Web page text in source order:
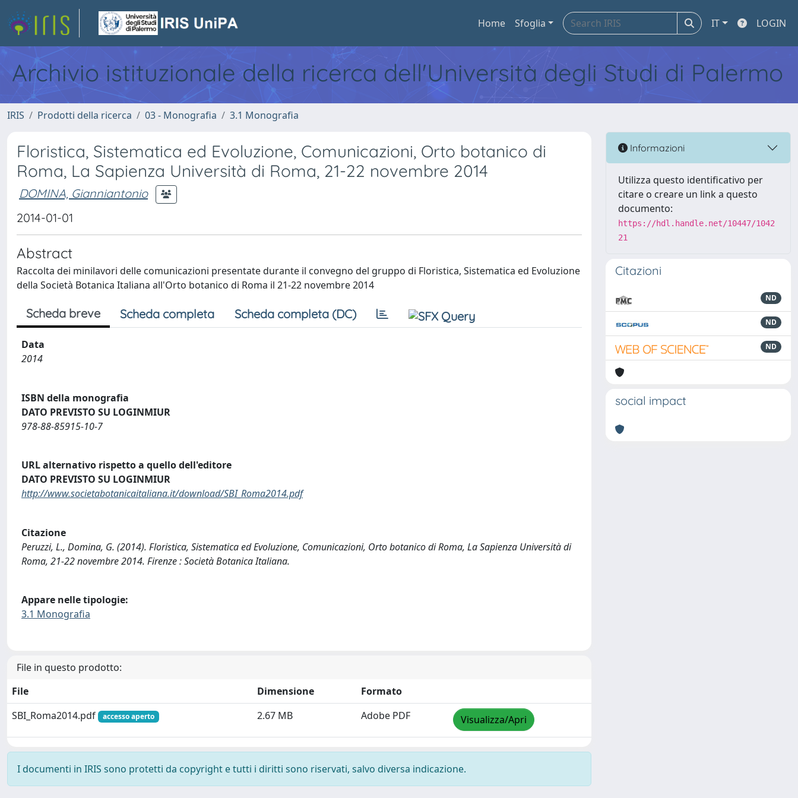
Home Sfoglia IT LOGIN
Archivio istituzionale della ricerca dell'Università degli Studi di Palermo
IRIS Prodotti della ricerca 03 - Monografia 3.1 Monografia
Floristica, Sistematica ed Evoluzione, Comunicazioni, Orto botanico di
Roma, La Sapienza Università di Roma, 21-22 novembre 2014
DOMINA, Gianniantonio
2014-01-01
Abstract
Raccolta dei minilavori delle comunicazioni presentate durante il convegno del gruppo di Floristica, Sistematica ed Evoluzione
della Società Botanica Italiana all'Orto botanico di Roma il 21-22 novembre 2014
Scheda breve Scheda completa Scheda completa (DC)
Data
2014
ISBN della monografia
DATO PREVISTO SU LOGINMIUR
978-88-85915-10-7
URL alternativo rispetto a quello dell'editore
DATO PREVISTO SU LOGINMIUR
http://www.societabotanicaitaliana.it/download/SBI_Roma2014.pdf
Citazione
Peruzzi, L., Domina, G. (2014). Floristica, Sistematica ed Evoluzione, Comunicazioni, Orto botanico di Roma, La Sapienza Università di
Roma, 21-22 novembre 2014. Firenze : Società Botanica Italiana.
Appare nelle tipologie:
3.1 Monografia
File in questo prodotto:
File
Dimensione
Formato
SBI_Roma2014.pdf
accesso aperto 2.67 MB Adobe PDF Visualizza/Apri
I documenti in IRIS sono protetti da copyright e tutti i diritti sono riservati, salvo diversa indicazione.
Informazioni
Utilizza questo identificativo per
citare o creare un link a questo
documento:
https://hdl.handle.net/10447/1042
21
Citazioni
ND
ND
ND
social impact